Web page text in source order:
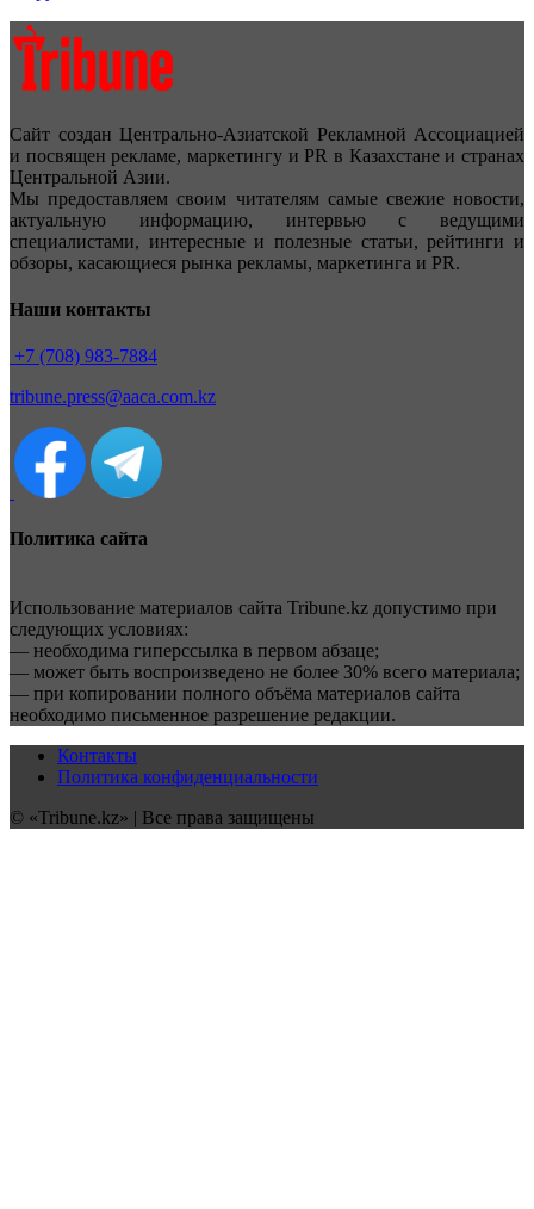
Сайт создан Центрально-Азиатской Рекламной Ассоциацией
и посвящен рекламе, маркетингу и PR в Казахстане и странах
Центральной Азии.
Мы предоставляем своим читателям самые свежие новости,
актуальную информацию, интервью с ведущими
специалистами, интересные и полезные статьи, рейтинги и
обзоры, касающиеся рынка рекламы, маркетинга и PR.
Наши контакты
+7 (708) 983-7884
tribune.press@aaca.com.kz
Политика сайта
Использование материалов сайта Tribune.kz допустимо при
следующих условиях:
— необходима гиперссылка в первом абзаце;
— может быть воспроизведено не более 30% всего материала;
— при копировании полного объёма материалов сайта
необходимо письменное разрешение редакции.
Контакты
Политика конфиденциальности
© «Tribune.kz» | Все права защищены